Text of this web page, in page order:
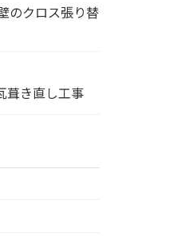
のクロス張り替
葺き直し工事